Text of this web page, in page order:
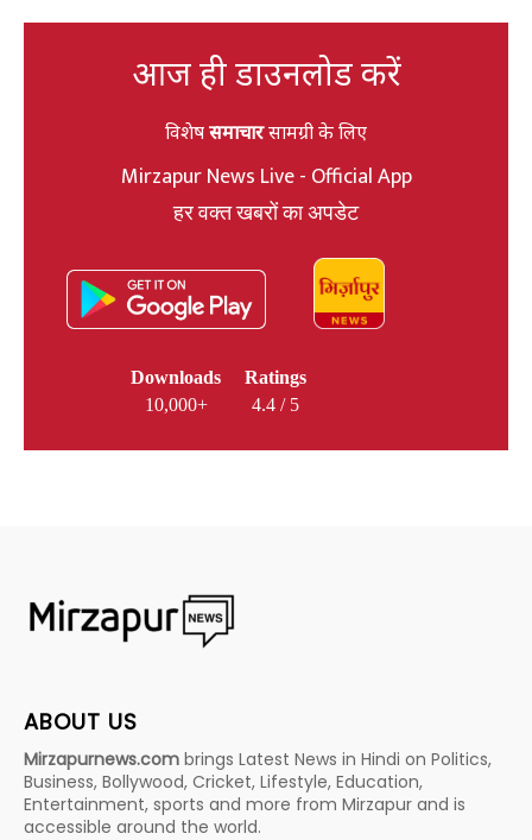
आज ही डाउनलोड करें
विशेषसमाचारसामग्री के लिए
Mirzapur News Live - Official App
हर वक्त खबरों का अपडेट
Downloads
10,000+
Ratings
4.4 / 5
ABOUT US
Mirzapurnews.com brings Latest News in Hindi on Politics,
Business, Bollywood, Cricket, Lifestyle, Education,
Entertainment, sports and more from Mirzapur and is
accessible around the world.